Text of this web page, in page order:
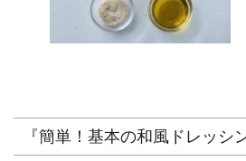
『簡単！基本の和風ドレッシ